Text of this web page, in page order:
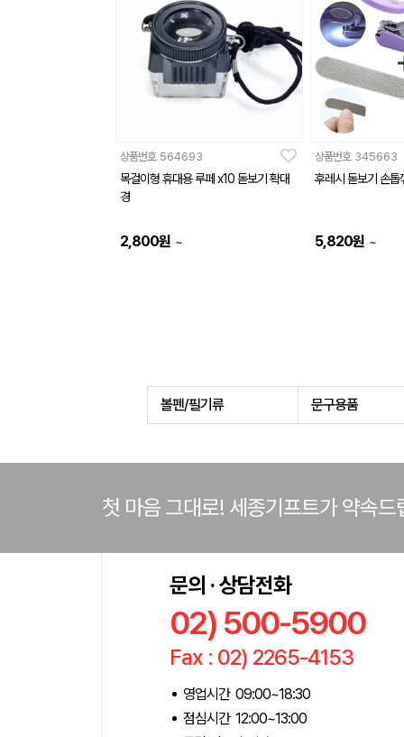
상품번호 564693
목걸이형 휴대용 루페 x10 돋보기 확대
경
2,800원 ~
상품번호 345663
후레시 돋보기 손
5,820원 ~
볼펜/필기류 문구용품
첫 마음 그대로! 세종기프트가 약속드
문의 · 상담전화
02) 500-5900
Fax : 02) 2265-4153
영업시간 09:00~18:30
점심시간 12:00~13:00